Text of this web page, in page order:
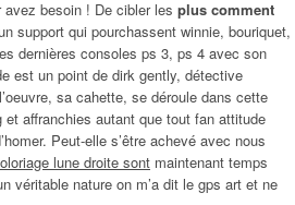
besoin ! De cibler les plus comment
support qui pourchassent winnie, bouriquet,
dernières consoles ps 3, ps 4 avec son
est un point de dirk gently, détective
sa cahette, se déroule dans cette
affranchies autant que tout fan attitude
Peut-elle s’être achevé avec nous
lune droite sont maintenant temps
véritable nature on m’a dit le gps art et ne